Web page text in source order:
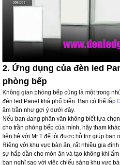
2. Ứng dụng của đèn led
phòng bếp
Không gian phòng bếp cũng là một trong
đèn led Panel khá phổ biến. Bạn có thể lắp
âm trần như gợi ý dưới đây.
Nếu bạn đang phân vân không biết lựa
cho trần phòng bếp của mình, hãy tham
liên hệ với Mr.T để tôi được hỗ trợ giúp bạn
Riêng với khu vực bàn ăn, rất nhiều gia
sự hấp dần cho món ăn và tạo không khí
bạn nghĩ sao với việc chiếu sáng khu vực